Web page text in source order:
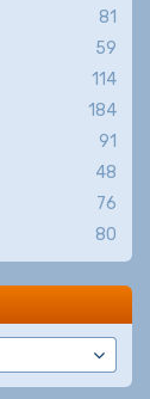
81
59
114
184
91
48
76
80